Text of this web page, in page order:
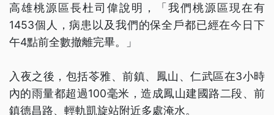
高雄桃源區長杜司偉說明，「我們桃源區現在有
1453個人，病患以及我們的保全戶都已經在今日下
午4點前全數撤離完畢。」
入夜之後，包括苓雅、前鎮、鳳山、仁武區在3小時
內的雨量都超過100毫米，造成鳳山建國路二段、前
鎮德昌路、輕軌凱旋站附近多處淹水。